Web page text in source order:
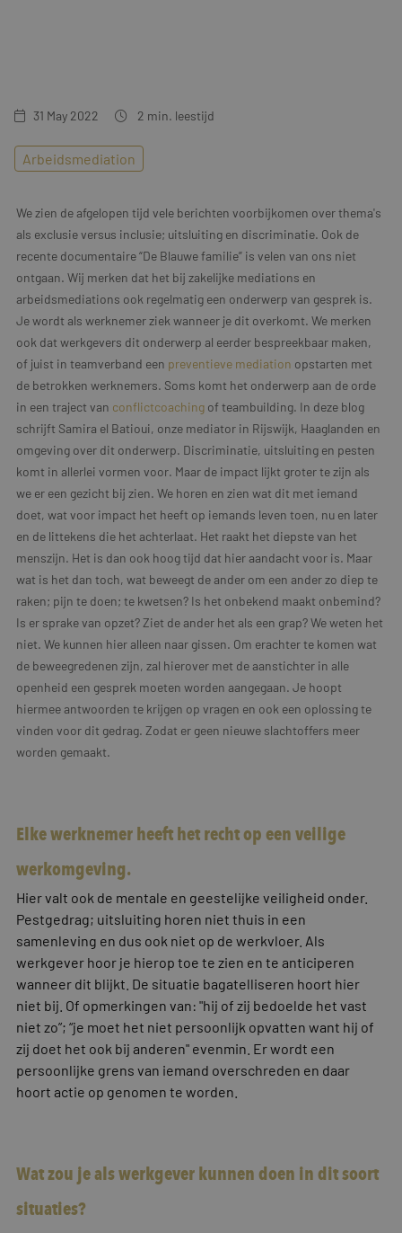
Documenten
Gratis folder
31 May 2022 2 min. leestijd
Arbeidsmediation
We zien de afgelopen tijd vele berichten voorbijkomen over thema's
als exclusie versus inclusie; uitsluiting en discriminatie. Ook de
recente documentaire “De Blauwe familie” is velen van ons niet
ontgaan. Wij merken dat het bij zakelijke mediations en
arbeidsmediations ook regelmatig een onderwerp van gesprek is.
Je wordt als werknemer ziek wanneer je dit overkomt. We merken
ook dat werkgevers dit onderwerp al eerder bespreekbaar maken,
of juist in teamverband een preventieve mediation opstarten met
de betrokken werknemers. Soms komt het onderwerp aan de orde
in een traject van conflictcoaching of teambuilding. In deze blog
schrijft Samira el Batioui, onze mediator in Rijswijk, Haaglanden en
omgeving over dit onderwerp. Discriminatie, uitsluiting en pesten
komt in allerlei vormen voor. Maar de impact lijkt groter te zijn als
we er een gezicht bij zien. We horen en zien wat dit met iemand
doet, wat voor impact het heeft op iemands leven toen, nu en later
en de littekens die het achterlaat. Het raakt het diepste van het
menszijn. Het is dan ook hoog tijd dat hier aandacht voor is. Maar
wat is het dan toch, wat beweegt de ander om een ander zo diep te
raken; pijn te doen; te kwetsen? Is het onbekend maakt onbemind?
Is er sprake van opzet? Ziet de ander het als een grap? We weten het
niet. We kunnen hier alleen naar gissen. Om erachter te komen wat
de beweegredenen zijn, zal hierover met de aanstichter in alle
openheid een gesprek moeten worden aangegaan. Je hoopt
hiermee antwoorden te krijgen op vragen en ook een oplossing te
vinden voor dit gedrag. Zodat er geen nieuwe slachtoffers meer
worden gemaakt.
Elke werknemer heeft het recht op een veilige
werkomgeving.
Hier valt ook de mentale en geestelijke veiligheid onder.
Pestgedrag; uitsluiting horen niet thuis in een
samenleving en dus ook niet op de werkvloer. Als
werkgever hoor je hierop toe te zien en te anticiperen
wanneer dit blijkt. De situatie bagatelliseren hoort hier
niet bij. Of opmerkingen van: "hij of zij bedoelde het vast
niet zo”; “je moet het niet persoonlijk opvatten want hij of
zij doet het ook bij anderen" evenmin. Er wordt een
persoonlijke grens van iemand overschreden en daar
hoort actie op genomen te worden.
Wat zou je als werkgever kunnen doen in dit soort
situaties?